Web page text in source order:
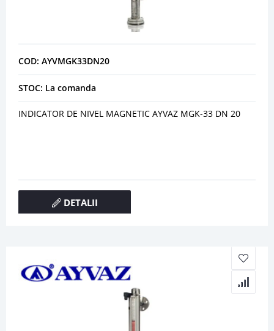
COD: AYVMGK33DN20
STOC: La comanda
INDICATOR DE NIVEL MAGNETIC AYVAZ MGK-33 DN 20
DETALII